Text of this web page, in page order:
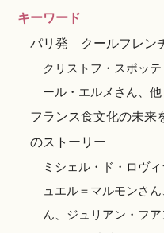
キーワード
パリ発 クールフレン
クリストフ・スポッ
ール・エルメさん、他
フランス食文化の未
のストーリー
ミシェル・ド・ロヴ
ュエル＝マルモンさ
ん、ジュリアン・フ